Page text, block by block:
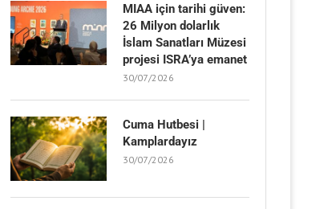
MIAA için tarihi güven:
26 Milyon dolarlık
İslam Sanatları Müzesi
projesi ISRA’ya emanet
30/07/2026
Cuma Hutbesi |
Kamplardayız
30/07/2026